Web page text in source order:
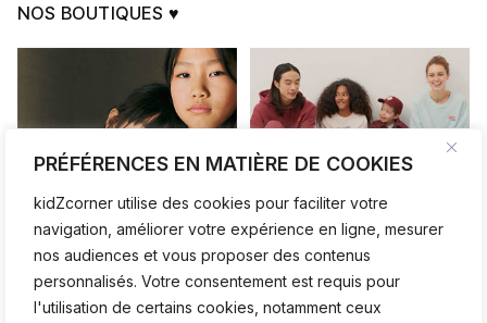
PRÉFÉRENCES EN MATIÈRE DE COOKIES
kidZcorner utilise des cookies pour faciliter votre
navigation, améliorer votre expérience en ligne, mesurer
nos audiences et vous proposer des contenus
personnalisés. Votre consentement est requis pour
l'utilisation de certains cookies, notamment ceux
NOS BOUTIQUES ♥